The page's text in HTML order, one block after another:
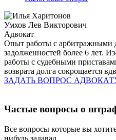
Умхов Лев Викторович
Адвокат
Опыт работы с арбитражными
задолженностей более 6 лет.
работы с судебными
возврата долга сокрощается
ЗАДАТЬ ВОПРОС
Частые вопросы о
Все вопросы которые вы
нибудь задавал.